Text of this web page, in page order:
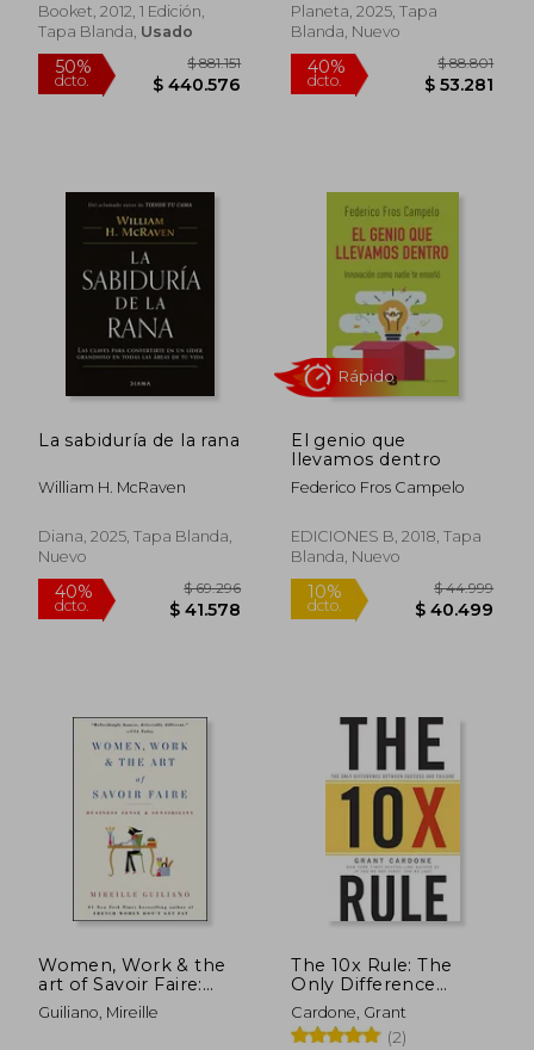
Booket, 2012, 1 Edición,
Tapa Blanda, Usado
50%
$ 440.576
Planeta, 2025, Tapa
Blanda, Nuevo
La sabiduría de la rana
William H. McRaven
Diana, 2025, Tapa Blanda,
Nuevo
El genio que
llevamos dentro
Federico Fros Campelo
EDICIONES B, 2018, Tapa
Blanda, Nuevo
Women, Work & the
art of Savoir Faire:
Business Sense &
Sensibility (en Inglés)
Guiliano, Mireille
The 10x Rule: The
Only Difference
Between Success and
Failure (en Inglés)
Cardone, Grant
(2)